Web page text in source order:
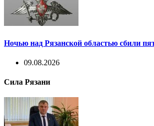
Ночью над Рязанской областью сбили
09.08.2026
Сила Рязани